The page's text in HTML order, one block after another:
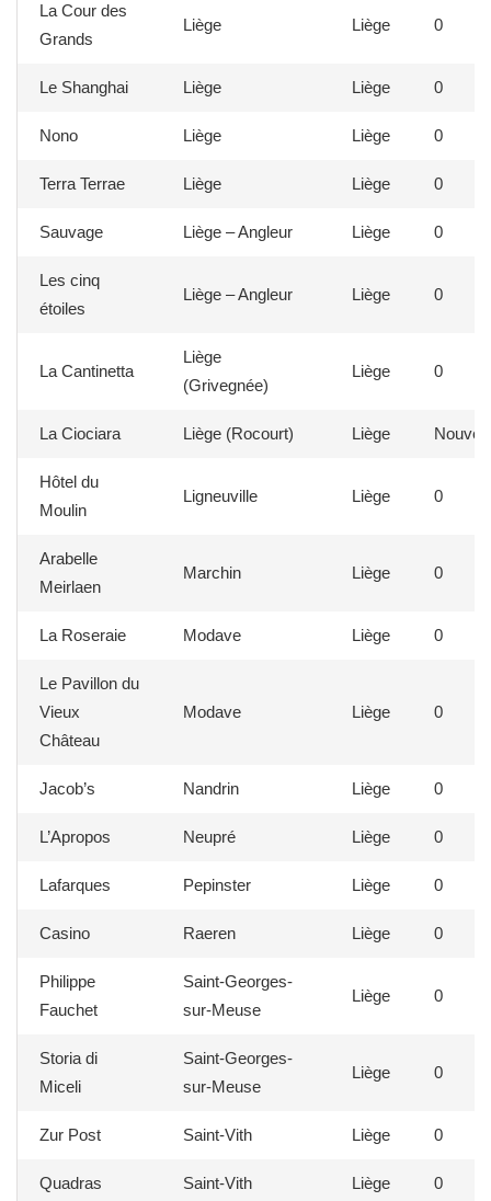
La Cour des
Grands
Liège Liège 0
Le Shanghai Liège Liège 0
Nono Liège Liège 0
Terra Terrae Liège Liège 0
Sauvage Liège – Angleur Liège 0
Les cinq
étoiles
Liège – Angleur Liège 0
La Cantinetta
Liège
(Grivegnée)
Liège 0
La Ciociara Liège (Rocourt) Liège
Hôtel du
Moulin
Ligneuville Liège 0
Arabelle
Meirlaen
Marchin Liège 0
La Roseraie Modave Liège 0
Le Pavillon du
Vieux
Château
Modave Liège 0
Jacob’s Nandrin Liège 0
L’Apropos Neupré Liège 0
Lafarques Pepinster Liège 0
Casino Raeren Liège 0
Philippe
Fauchet
Saint-Georges-
sur-Meuse
Liège 0
Storia di
Miceli
Saint-Georges-
sur-Meuse
Liège 0
Zur Post Saint-Vith Liège 0
Quadras Saint-Vith Liège 0